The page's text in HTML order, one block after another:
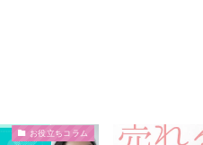
お役立ちコラム